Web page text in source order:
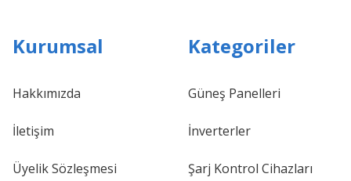
Kurumsal
Hakkımızda
İletişim
Üyelik Sözleşmesi
Kategoriler
Güneş Panelleri
İnverterler
Şarj Kontrol Cihazları